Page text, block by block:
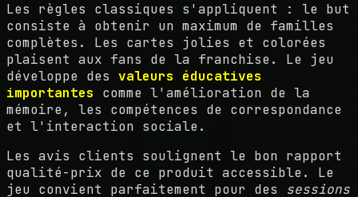
Les règles classiques s'appliquent : le but
consiste à obtenir un maximum de familles
complètes. Les cartes jolies et colorées
plaisent aux fans de la franchise. Le jeu
développe des valeurs éducatives
importantes comme l'amélioration de la
mémoire, les compétences de correspondance
et l'interaction sociale.
Les avis clients soulignent le bon rapport
qualité-prix de ce produit accessible. Le
jeu convient parfaitement pour des sessions